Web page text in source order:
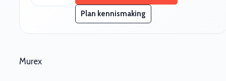
Plan kennismaking
Murex